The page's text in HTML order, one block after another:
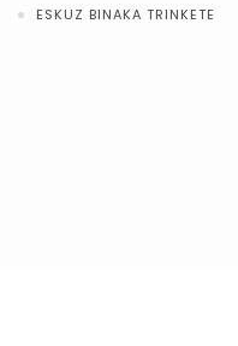
ESKUZ BINAKA TRINKETE